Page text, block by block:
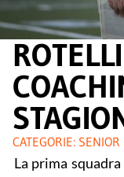
CATEGORIE: SENIOR
La prima